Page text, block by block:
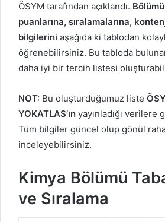
ÖSYM tarafından açıklandı.
puanlarına, sıralamalarına,
bilgilerini aşağıda ki tablodan
öğrenebilirsiniz. Bu tabloda
daha iyi bir tercih listesi
NOT: Bu oluşturduğumuz liste
YOKATLAS’ın yayınladığı verilere
Tüm bilgiler güncel olup gönül
inceleyebilirsiniz.
Kimya Bölümü
ve Sıralama